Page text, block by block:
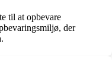
til at opbevare
der